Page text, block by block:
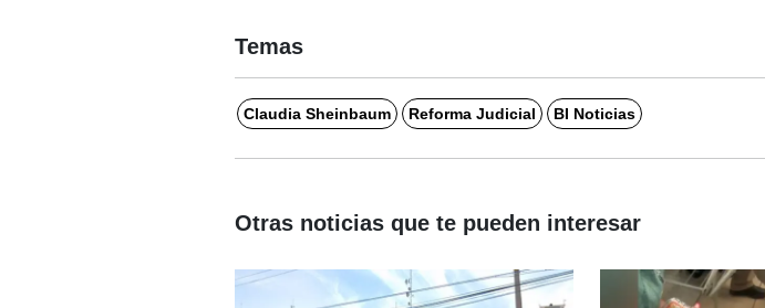
Temas
Claudia Sheinbaum Reforma Judicial BI Noticias
Otras noticias que te pueden interesar